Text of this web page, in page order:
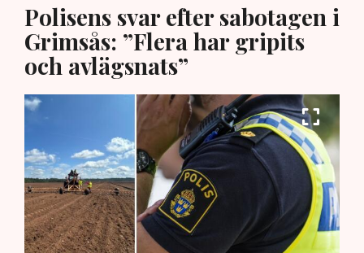
Polisens svar efter sabotagen i
Grimsås: ”Flera har gripits
och avlägsnats”